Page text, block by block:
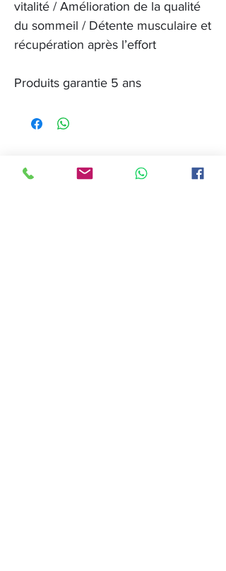
vitalité / Amélioration de la qualité
du sommeil / Détente musculaire et
récupération après l’effort
Produits garantie 5 ans
Articles
similaires